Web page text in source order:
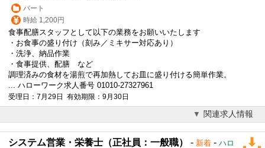
パート
時給 1,200円
食事配膳スタッフとして以下の業務をお願いいたします
・お食事の盛り付け（刻み／ミキサー対応あり）
・洗浄、納品作業
・食事提供、配膳 など
調理済みの食材を湯煎で再加熱してお皿に盛り付ける簡単作業。
... ハローワーク求人番号 01010-27327961
受理日：7月29日 有効期限：9月30日
関連求人情報
システム営業・栄養士（正社員：一般職） - 新着 - ハロ